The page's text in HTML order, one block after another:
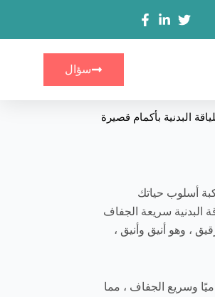
سؤال
البدنية بأكمام قصيرة
أسلوب حياتك
البدنية سريعة الجفاف
، وهو أنيق وأنيق ،
وسريع الجفاف ، مما